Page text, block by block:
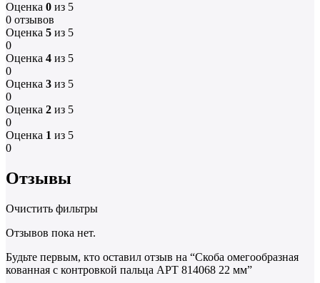
Оценка 0 из 5
0 отзывов
Оценка 5 из 5
0
Оценка 4 из 5
0
Оценка 3 из 5
0
Оценка 2 из 5
0
Оценка 1 из 5
0
Отзывы
Очистить фильтры
Отзывов пока нет.
Будьте первым, кто оставил отзыв на “Скоба омегообразная
кованная с контровкой пальца АРТ 814068 22 мм”